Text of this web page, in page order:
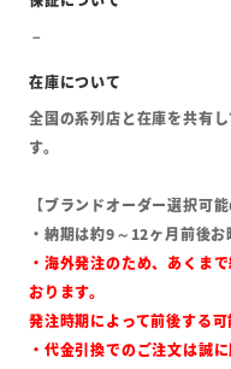
全国の系列店と在庫を共有
す。
【ブランドオーダー選択可能
・納期は約9～12ヶ月前後お
・海外発注のため、あくま
おります。
発注時期によって前後する
・代金引換でのご注文は誠